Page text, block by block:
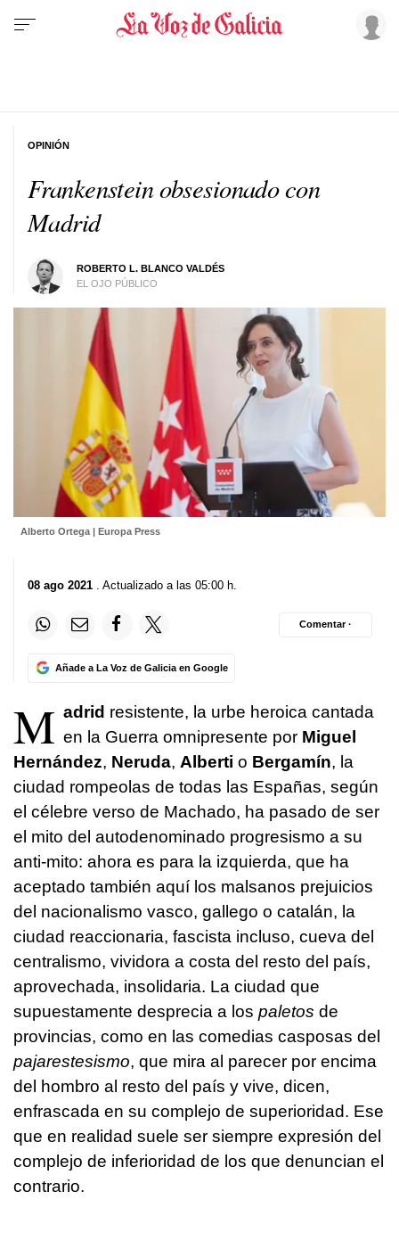
Frankenstein obsesionado con
Madrid
ROBERTO L. BLANCO VALDÉS
EL OJO PÚBLICO
OPINIÓN
Alberto Ortega | Europa Press
08 ago 2021 . Actualizado a las 05:00 h.
Añade a La Voz de Galicia en Google
Comentar ·
M adrid resistente, la urbe heroica cantada
en la Guerra omnipresente por Miguel
Hernández, Neruda, Alberti o Bergamín, la
ciudad rompeolas de todas las Españas, según
el célebre verso de Machado, ha pasado de ser
el mito del autodenominado progresismo a su
anti-mito: ahora es para la izquierda, que ha
aceptado también aquí los malsanos prejuicios
del nacionalismo vasco, gallego o catalán, la
ciudad reaccionaria, fascista incluso, cueva del
centralismo, vividora a costa del resto del país,
aprovechada, insolidaria. La ciudad que
supuestamente desprecia a los paletos de
provincias, como en las comedias casposas del
pajarestesismo, que mira al parecer por encima
del hombro al resto del país y vive, dicen,
enfrascada en su complejo de superioridad. Ese
que en realidad suele ser siempre expresión del
complejo de inferioridad de los que denuncian el
contrario.